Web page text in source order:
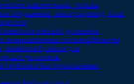
наконечники, гильзы,
соединение, электропривод, блок
установок
аспирационные системы/фильтры
пылесоса/бутылки для
установок
тройники/быстроразъемные